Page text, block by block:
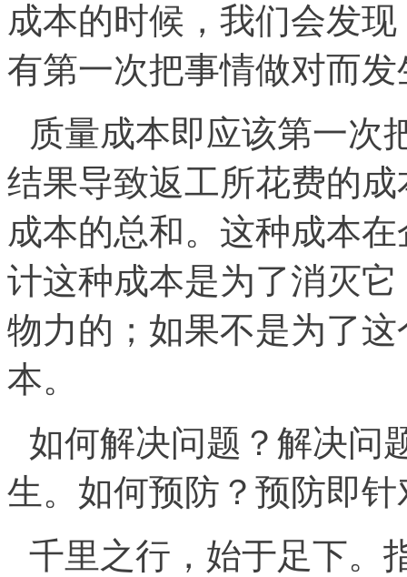
成本的时候，我们会发
有第一次把事情做对而
质量成本即应该第一次
结果导致返工所花费的
成本的总和。这种成本
计这种成本是为了消灭
物力的；如果不是为了
本。
如何解决问题？解决问
生。如何预防？预防即
千里之行，始于足下。